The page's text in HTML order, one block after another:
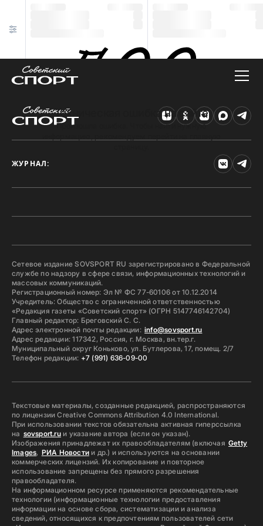
Техническая ошибка на сайте
Произошла ошибка. Чтобы найти нужную
ЖУРНАЛ:
Сетевое издание SOVSPORT RU зарегистрировано в Федеральной
службе по надзору в сфере связи, информационных технологий и
массовых коммуникаций.
Регистрационный номер: Эл № ФС 77-60106 от 10.12.2014
Учредитель: Общество с ограниченной ответственностью
«Редакция газеты «Советский спорт» (ОГРН 5147746142704)
Главный редактор: Бреговский С. С.
Адрес электронной почты редакции: info@sovsport.ru
Адрес редакции: 117342, Россия, г. Москва, вн.тер.г.
Муниципальный округ Коньково, ул. Бутлерова, 17, помещ. 2/7
Телефон редакции: +7 (991) 636-09-00
Текстовые материалы, созданные редакцией, распространяются
по лицензии Creative Commons Attribution 4.0 International.
При использовании текстов обязательна активная гиперссылка
на sovsport.ruи указание автора (если он указан).
Изображения принадлежат их правообладателям (включая Getty
Images, РИА Новостии др.) и используются на основании
коммерческих лицензий. Их копирование и повторное
использование запрещены без прямого разрешения
правообладателя.
На информационном ресурсе применяются рекомендательные
технологии (информационные технологии предоставления
информации на основе сбора, систематизации и анализа
сведений, относящихся к предпочтениям пользователей сети